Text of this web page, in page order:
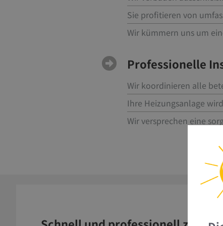
Sie profitieren von
Wir kümmern uns um
Professionelle
Wir koordinieren alle
Ihre Heizungsanlage
Wir versprechen eine